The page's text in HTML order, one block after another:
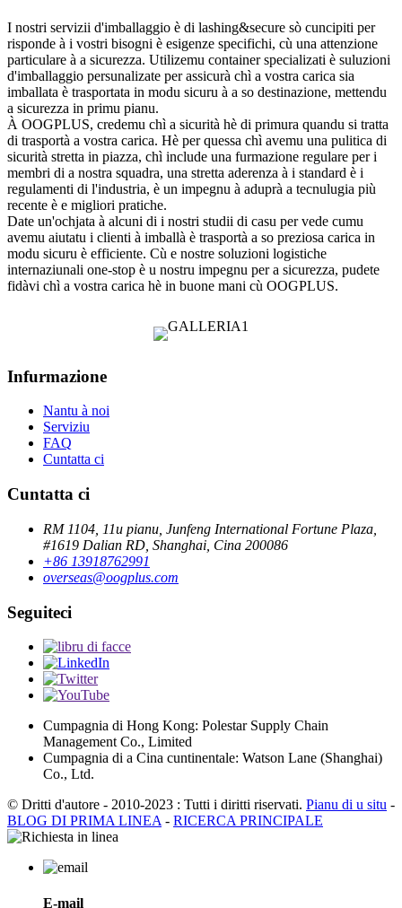
I nostri servizii d'imballaggio è di lashing&secure sò cuncipiti per
risponde à i vostri bisogni è esigenze specifichi, cù una attenzione
particulare à a sicurezza. Utilizemu container specializati è suluzioni
d'imballaggio persunalizate per assicurà chì a vostra carica sia
imballata è trasportata in modu sicuru à a so destinazione, mettendu
a sicurezza in primu pianu.
À OOGPLUS, credemu chì a sicurità hè di primura quandu si tratta
di trasportà a vostra carica. Hè per quessa chì avemu una pulitica di
sicurità stretta in piazza, chì include una furmazione regulare per i
membri di a nostra squadra, una stretta aderenza à i standard è i
regulamenti di l'industria, è un impegnu à aduprà a tecnulugia più
recente è e migliori pratiche.
Date un'ochjata à alcuni di i nostri studii di casu per vede cumu
avemu aiutatu i clienti à imballà è trasportà a so preziosa carica in
modu sicuru è efficiente. Cù e nostre soluzioni logistiche
internaziunali one-stop è u nostru impegnu per a sicurezza, pudete
fidàvi chì a vostra carica hè in buone mani cù OOGPLUS.
Infurmazione
Nantu à noi
Serviziu
FAQ
Cuntatta ci
Cuntatta ci
RM 1104, 11u pianu, Junfeng International Fortune Plaza,
#1619 Dalian RD, Shanghai, Cina 200086
+86 13918762991
overseas@oogplus.com
Seguiteci
Cumpagnia di Hong Kong: Polestar Supply Chain
Management Co., Limited
Cumpagnia di a Cina cuntinentale: Watson Lane (Shanghai)
Co., Ltd.
© Dritti d'autore - 2010-2023 : Tutti i diritti riservati. Pianu di u situ -
BLOG DI PRIMA LINEA - RICERCA PRINCIPALE
E-mail